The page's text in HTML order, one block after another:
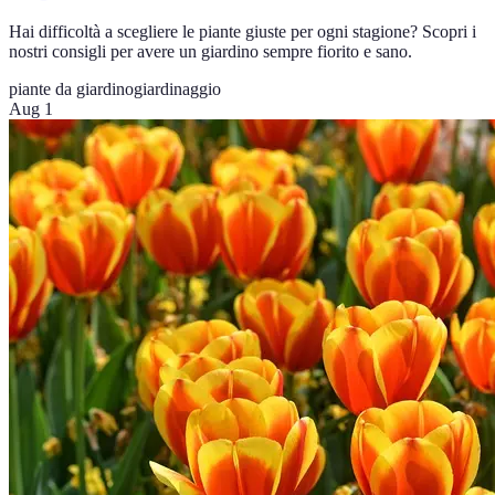
Hai difficoltà a scegliere le piante giuste per ogni stagione? Scopri i
nostri consigli per avere un giardino sempre fiorito e sano.
piante da giardinogiardinaggio
Aug 1